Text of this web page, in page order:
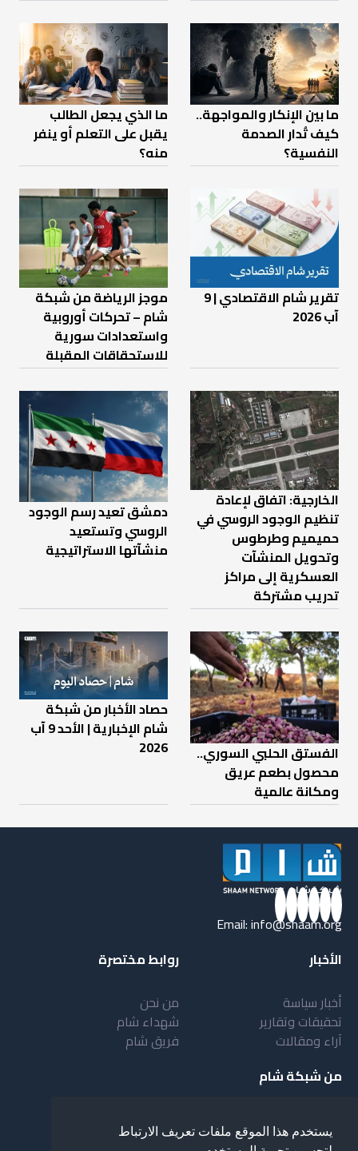
يستخدم هذا الموقع ملفات تعريف الارتباط
ما بين الإنكار والمواجهة..
كيف تُدار الصدمة
النفسية؟
ما الذي يجعل الطالب
يقبل على التعلم أو ينفر
منه؟
تقرير شام الاقتصادي | 9
آب 2026
موجز الرياضة من شبكة
شام – تحركات أوروبية
واستعدادات سورية
للاستحقاقات المقبلة
الخارجية: اتفاق لإعادة
تنظيم الوجود الروسي في
حميميم وطرطوس
وتحويل المنشآت
العسكرية إلى مراكز
تدريب مشتركة
دمشق تعيد رسم الوجود
الروسي وتستعيد
منشآتها الاستراتيجية
الفستق الحلبي السوري..
محصول بطعم عريق
ومكانة عالمية
حصاد الأخبار من شبكة
شام الإخبارية | الأحد 9 آب
2026
Email:info@shaam.org
الأخبار
أخبار سياسة
تحقيقات وتقارير
آراء ومقالات
روابط مختصرة
من نحن
شهداء شام
فريق شام
من شبكة شام
أهداف شبكة شام
خدمات شبكة شام
بنية شبكة شام
مقدمة عن شبكة شام